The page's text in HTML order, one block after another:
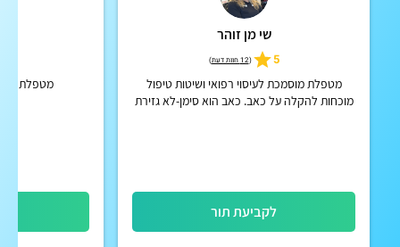
שי מן זוהר
5
(12 חוות דעת )
מטפלת מוסמכת לעיסוי רפואי ושיטות טיפול
מוכחות להקלה על כאב. כאב הוא סימן-לא גזירת
לקביעת תור
מטפלת